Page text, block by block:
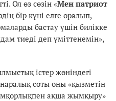
Ол өз сөзін «Мен патриот
бір күні елге оралып,
бастау үшін билікке
тиеді деп үміттенемін»,
істер жөніндегі
соты оны «қызметін
ақша жымқыру»